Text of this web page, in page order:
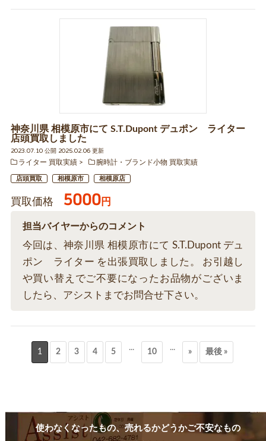
神奈川県 相模原市にて S.T.Dupont デュポン ライター
店頭買取しました
2023.07.10 公開 2025.02.06 更新
ライター 買取実績
腕時計・ブランド小物 買取実績
店頭買取 相模原市 相模原店
買取価格 5000円
担当バイヤーからのコメント
今回は、神奈川県 相模原市にて S.T.Dupont デュ
ポン ライター を出張買取しました。 お引越し
や買い替えでご不要になったお品物がございま
したら、アシストまでお問合せ下さい。
1 2 3 4 5 ... 10 ... » 最後 »
使わなくなったもの、売れるかどうかご不安なもの